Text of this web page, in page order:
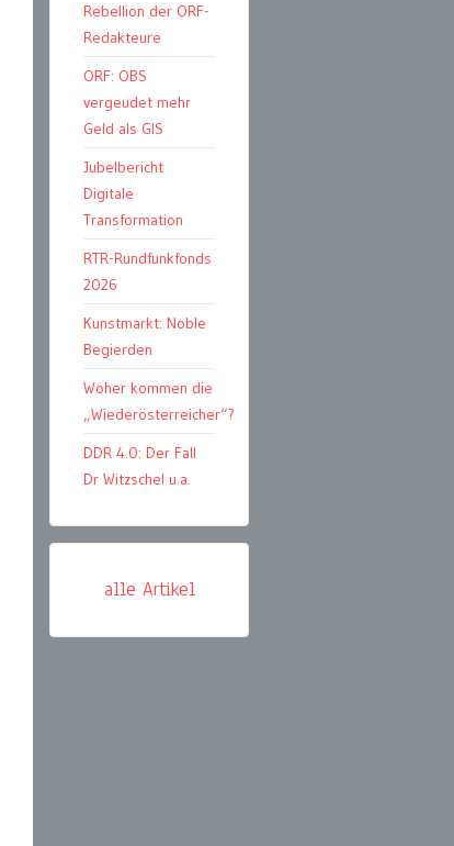
Rebellion der ORF-
Redakteure
ORF: OBS
vergeudet mehr
Geld als GIS
Jubelbericht
Digitale
Transformation
RTR-Rundfunkfonds
2026
Kunstmarkt: Noble
Begierden
Woher kommen die
„Wiederösterreicher“?
DDR 4.0: Der Fall
Dr Witzschel u.a.
alle Artikel